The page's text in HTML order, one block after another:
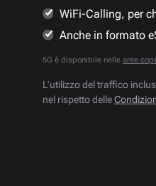
WiFi-Calling, per
Anche in formato
5G è disponibile nelle aree
L’utilizzo del traffico
nel rispetto delle